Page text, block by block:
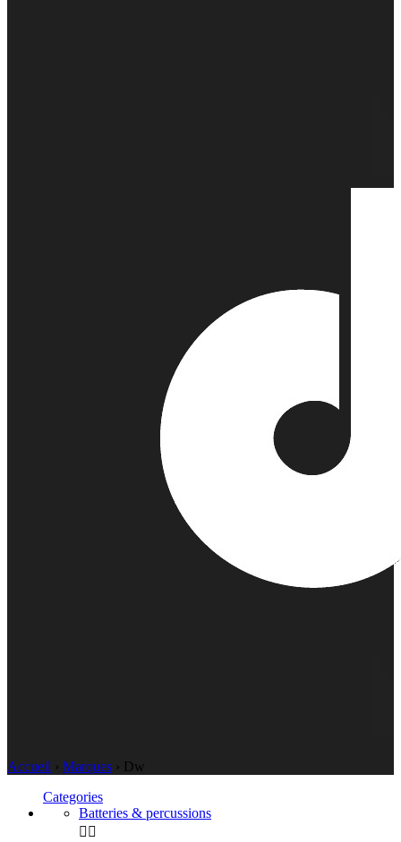
Accueil › Marques › Dw
Categories
Batteries & percussions
 